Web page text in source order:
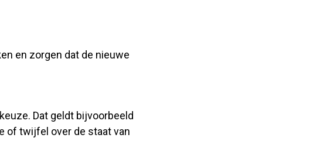
en zorgen dat de nieuwe
Dat geldt bijvoorbeeld
of twijfel over de staat van